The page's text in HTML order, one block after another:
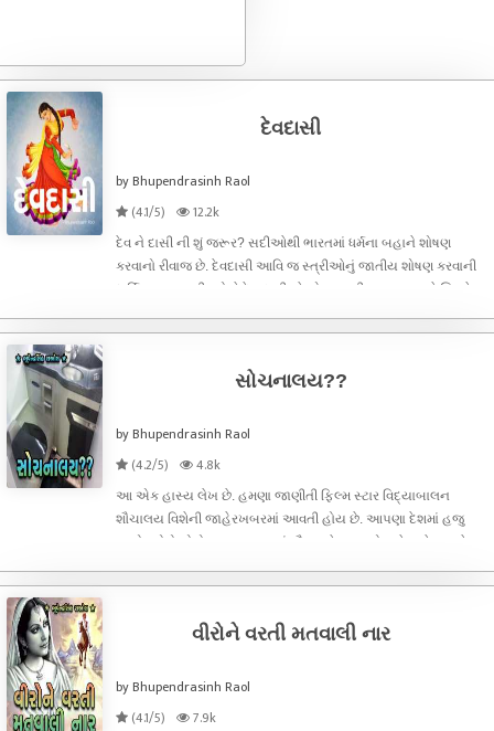
દેવદાસી
by Bhupendrasinh Raol
(4.1/5)
12.2k
દેવ ને દાસી ની શું જરૂર? સદીઓથી ભારતમાં ધર્મના બહાને શોષણ
કરવાનો રીવાજ છે. દેવદાસી આવિ જ સ્ત્રીઓનું જાતીય શોષણ કરવાની
ધાર્મિક પ્રથા હતી. જો કે દેવાદાસીઓ એ શાસ્ત્રીય નૃત્યકલાને શિખરે
વૈશ્યાઓ
સોચનાલય??
by Bhupendrasinh Raol
(4.2/5)
4.8k
આ એક હાસ્ય લેખ છે. હમણા જાણીતી ફિલ્મ સ્ટાર વિદ્યાબાલન
શૌચાલય વિશેની જાહેરખબરમાં આવતી હોય છે. આપણા દેશમાં હજુ
લાખો કરોડો લોકો બહાર ખુલ્લામાં શૌચ માટે જતા હોય છે. હવે ઘણાને
વાંચો અને હસો.
વીરોને વરતી મતવાલી નાર
by Bhupendrasinh Raol
(4.1/5)
7.9k